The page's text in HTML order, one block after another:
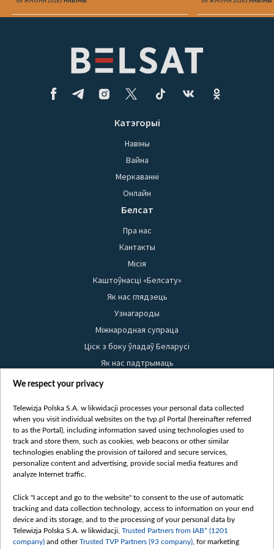
Катэгорыі
Навіны
Вайна
Меркаванні
Онлайн
Белсат
Пра нас
Кантакты
Місія
Каштоўнасці «Белсату»
Як нас глядзець
Узнагароды
Міжнародная супраца
Ціск з боку ўладаў Беларусі
Як нас падтрымаць
Правілы выкарыстання матэрыялаў
Бяспека
Youtube
Белсат news
Белсат Shorts
Жэстачайшы мульт
Belsat English
Biełsat PL
We respect your privacy
Telewizja Polska S.A. w likwidacji processes your personal data collected
when you visit individual websites on the tvp.pl Portal (hereinafter referred
to as the Portal), including information saved using technologies used to
track and store them, such as cookies, web beacons or other similar
technologies enabling the provision of tailored and secure services,
personalize content and advertising, provide social media features and
analyze Internet traffic.
Click "I accept and go to the website" to consent to the use of automatic
tracking and data collection technology, access to information on your end
device and its storage, and to the processing of your personal data by
Telewizja Polska S.A. w likwidacji, Trusted Partners from IAB* (1201
company) and otherTrusted TVP Partners (93 company) , for marketing